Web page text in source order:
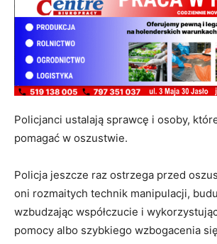
Policjanci ustalają sprawcę i osoby,
pomagać w oszustwie.
Policja jeszcze raz ostrzega przed
oni rozmaitych technik manipulacji,
wzbudzając współczucie i
pomocy albo szybkiego wzbogacenia